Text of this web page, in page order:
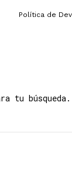
Política de
tu